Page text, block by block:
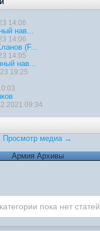
14:06
нав...
14:06
(F...
14:05
нав...
19:25
2021 09:34
Просмотр медиа →
Армия Архивы
пока нет статей.